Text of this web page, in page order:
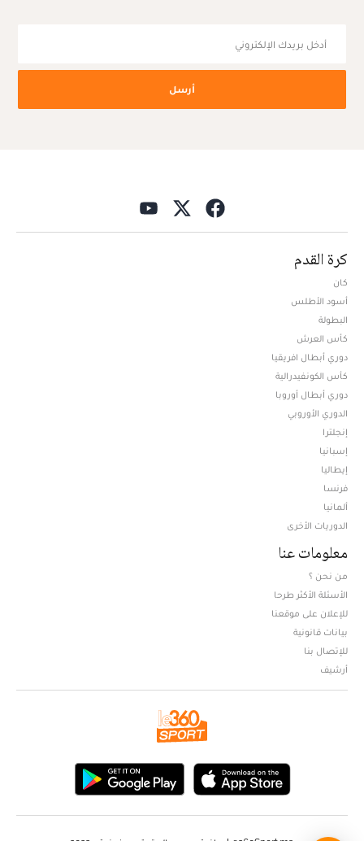
أرسل
كرة القدم
كان
أسود الأطلس
البطولة
كأس العرش
دوري أبطال افريقيا
كأس الكونفيدرالية
دوري أبطال أوروبا
الدوري الأوروبي
إنجلترا
إسبانيا
إيطاليا
فرنسا
ألمانيا
الدوريات الأخرى
معلومات عنا
من نحن ؟
الأسئلة الأكثر طرحا
للإعلان على موقعنا
بيانات قانونية
للإتصال بنا
أرشيف